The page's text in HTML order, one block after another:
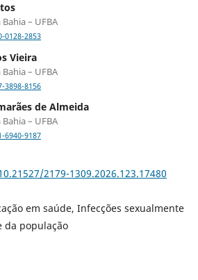
– UFBA
2853
Vieira
– UFBA
8156
de Almeida
– UFBA
9187
2179-1309.2026.123.17480
em saúde, Infecções sexualmente
da população